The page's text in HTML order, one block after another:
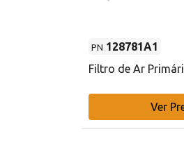
PN 128781A1
Filtro de Ar
Ver